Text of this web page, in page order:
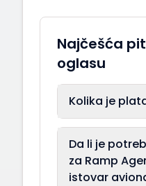
Najčešća
oglasu
Kolika je
Da li je
za Ramp
istovar